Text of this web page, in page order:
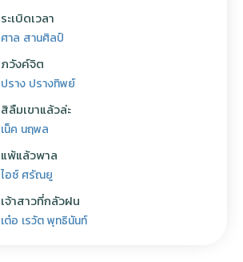
ระเบิดเวลา
ศาล สานศิลป์
ภวังค์จิต
ปราง ปรางทิพย์
สิลืมเขาแล้วล่ะ
เน็ค นฤพล
แพ้แล้วพาล
ไอซ์ ศรัณยู
เจ้าสาวที่กลัวฝน
เต๋อ เรวัต พุทธินันท์